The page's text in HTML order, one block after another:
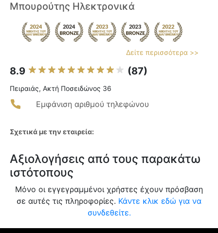
Μπουρούτης Ηλεκτρονικά
Δείτε περισσότερα >>
8.9 (87)
Πειραιάς, Ακτή Ποσειδώνος 36
Εμφάνιση αριθμού τηλεφώνου
Σχετικά με την εταιρεία:
Αξιολογήσεις από τους παρακάτω
ιστότοπους
Μόνο οι εγγεγραμμένοι χρήστες έχουν πρόσβαση
σε αυτές τις πληροφορίες. Κάντε κλικ εδώ για να
συνδεθείτε.